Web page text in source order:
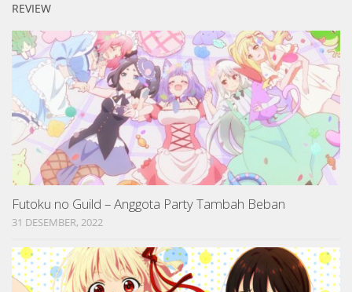
REVIEW
Futoku no Guild – Anggota Party Tambah Beban
31 DESEMBER, 2022